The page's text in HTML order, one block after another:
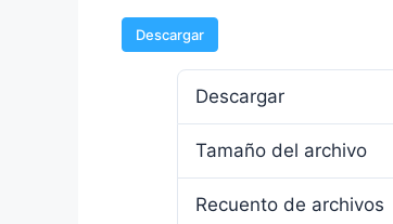
Descargar
Descargar
Tamaño del archivo
Recuento de archivos